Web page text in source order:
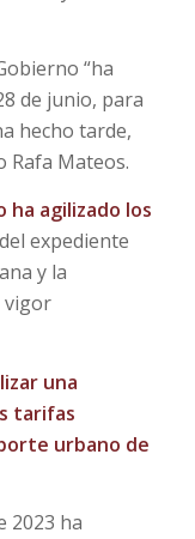
“ha
de junio, para
hecho tarde,
Rafa Mateos.
agilizado los
expediente
y la
vigor
una
tarifas
urbano de
2023 ha